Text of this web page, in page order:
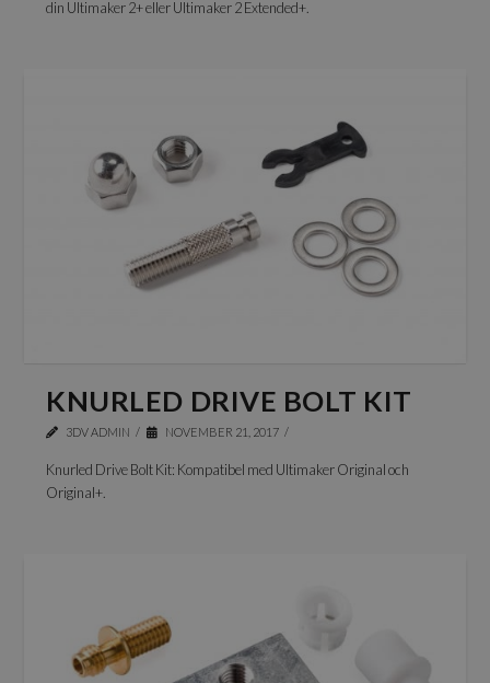
din Ultimaker 2+ eller Ultimaker 2 Extended+.
KNURLED DRIVE BOLT KIT
3DV ADMIN NOVEMBER 21, 2017
Knurled Drive Bolt Kit: Kompatibel med Ultimaker Original och
Original+.